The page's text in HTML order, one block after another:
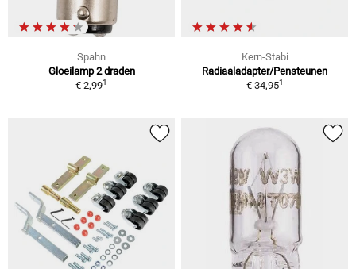
Spahn
Gloeilamp 2 draden
€ 2,991
Kern-Stabi
Radiaaladapter/Pensteunen
€ 34,951